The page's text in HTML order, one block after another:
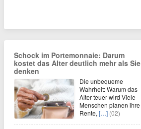
Schock im Portemonnaie: Darum
kostet das Alter deutlich mehr als Sie
denken
Die unbequeme
Wahrheit: Warum das
Alter teuer wird Viele
Menschen planen ihre
Rente, […] (02)